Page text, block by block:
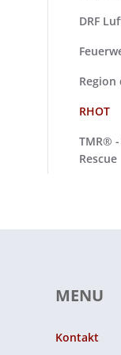
DRF
RHOT
TMR®
Rescue
MENU
Kontakt